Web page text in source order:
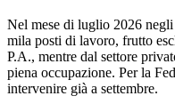
Nel mese di luglio 2026
mila posti di lavoro, frutto
P.A., mentre dal settore
piena occupazione. Per la
intervenire già a settembre.